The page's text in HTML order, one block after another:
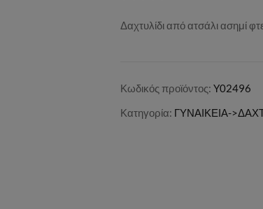
Δαχτυλίδι από ατσάλι ασημί
Κωδικός προϊόντος: Y02496
Κατηγορία: ΓΥΝΑΙΚΕΙΑ-